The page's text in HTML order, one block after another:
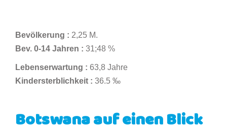
Bevölkerung : 2,25 M.
Bev. 0-14 Jahren : 31;48 %
Lebenserwartung : 63,8 Jahre
Kindersterblichkeit : 36.5 ‰
Botswana auf einen Blick